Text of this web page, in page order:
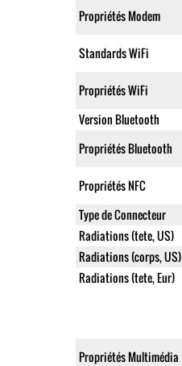
Propriétés Modem
Standards WiFi
Propriétés WiFi
Version Bluetooth
Propriétés Bluetooth
Propriétés NFC
Type de Connecteur
Radiations (tete, US)
Radiations (corps, US)
Radiations (tete, Eur)
Propriétés Multimédia